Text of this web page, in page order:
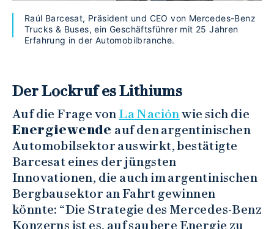
Raúl Barcesat, Präsident und CEO von Mercedes-Benz
Trucks & Buses, ein Geschäftsführer mit 25 Jahren
Erfahrung in der Automobilbranche.
Der Lockruf es Lithiums
Auf die Frage vonLa Naciónwie sich die
Energiewende auf den argentinischen
Automobilsektor auswirkt, bestätigte
Barcesat eines der jüngsten
Innovationen, die auch im argentinischen
Bergbausektor an Fahrt gewinnen
könnte: “Die Strategie des Mercedes-Benz
Konzerns ist es, auf saubere Energie zu